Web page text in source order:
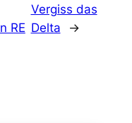
RE
Vergiss das
Delta
→